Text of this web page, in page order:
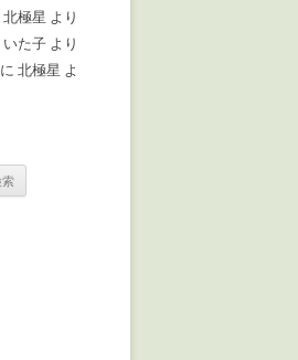
北極星 より
いた子 より
に 北極星 よ